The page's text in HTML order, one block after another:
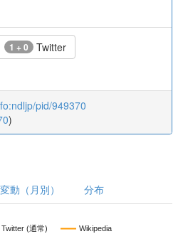
1 + 0 Twitter
pid/949370
)
変動（月別） 分布
Twitter (通常) Wikipedia